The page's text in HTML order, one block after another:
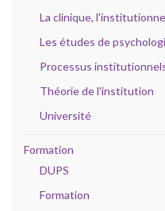
La clinique,
Les études de
Processus
Théorie de l'institution
Université
Formation
DUPS
Formation